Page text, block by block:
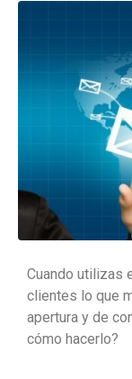
Cuando utilizas
clientes lo que
apertura y de
cómo hacerlo?